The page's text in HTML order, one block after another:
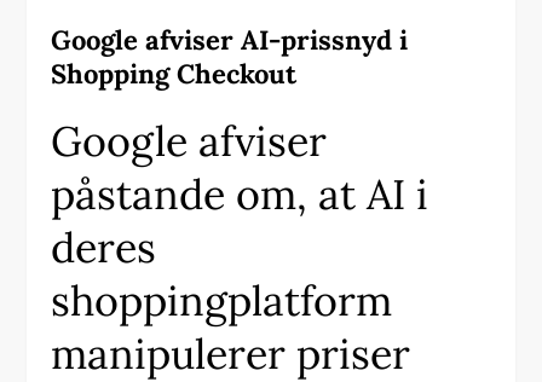
Google afviser AI-prissnyd i
Shopping Checkout
Google afviser
påstande om, at AI i
deres
shoppingplatform
manipulerer priser